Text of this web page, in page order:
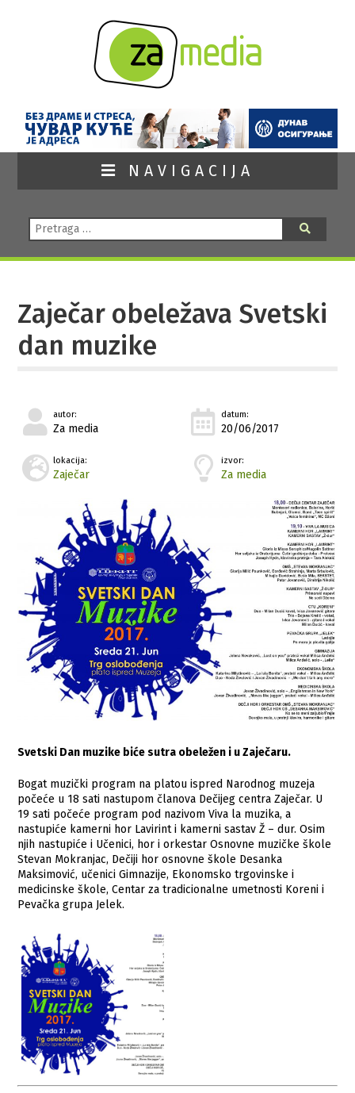
NAVIGACIJA
Pretraga:
Zaječar obeležava Svetski
dan muzike
autor:
Za media
datum:
20/06/2017
lokacija:
Zaječar
izvor:
Za media
Svetski Dan muzike biće sutra obeležen i u Zaječaru.
Bogat muzički program na platou ispred Narodnog muzeja
počeće u 18 sati nastupom članova Dečijeg centra Zaječar. U
19 sati počeće program pod nazivom Viva la muzika, a
nastupiće kamerni hor Lavirint i kamerni sastav Ž – dur. Osim
njih nastupiće i Učenici, hor i orkestar Osnovne muzičke škole
Stevan Mokranjac, Dečiji hor osnovne škole Desanka
Maksimović, učenici Gimnazije, Ekonomsko trgovinske i
medicinske škole, Centar za tradicionalne umetnosti Koreni i
Pevačka grupa Jelek.